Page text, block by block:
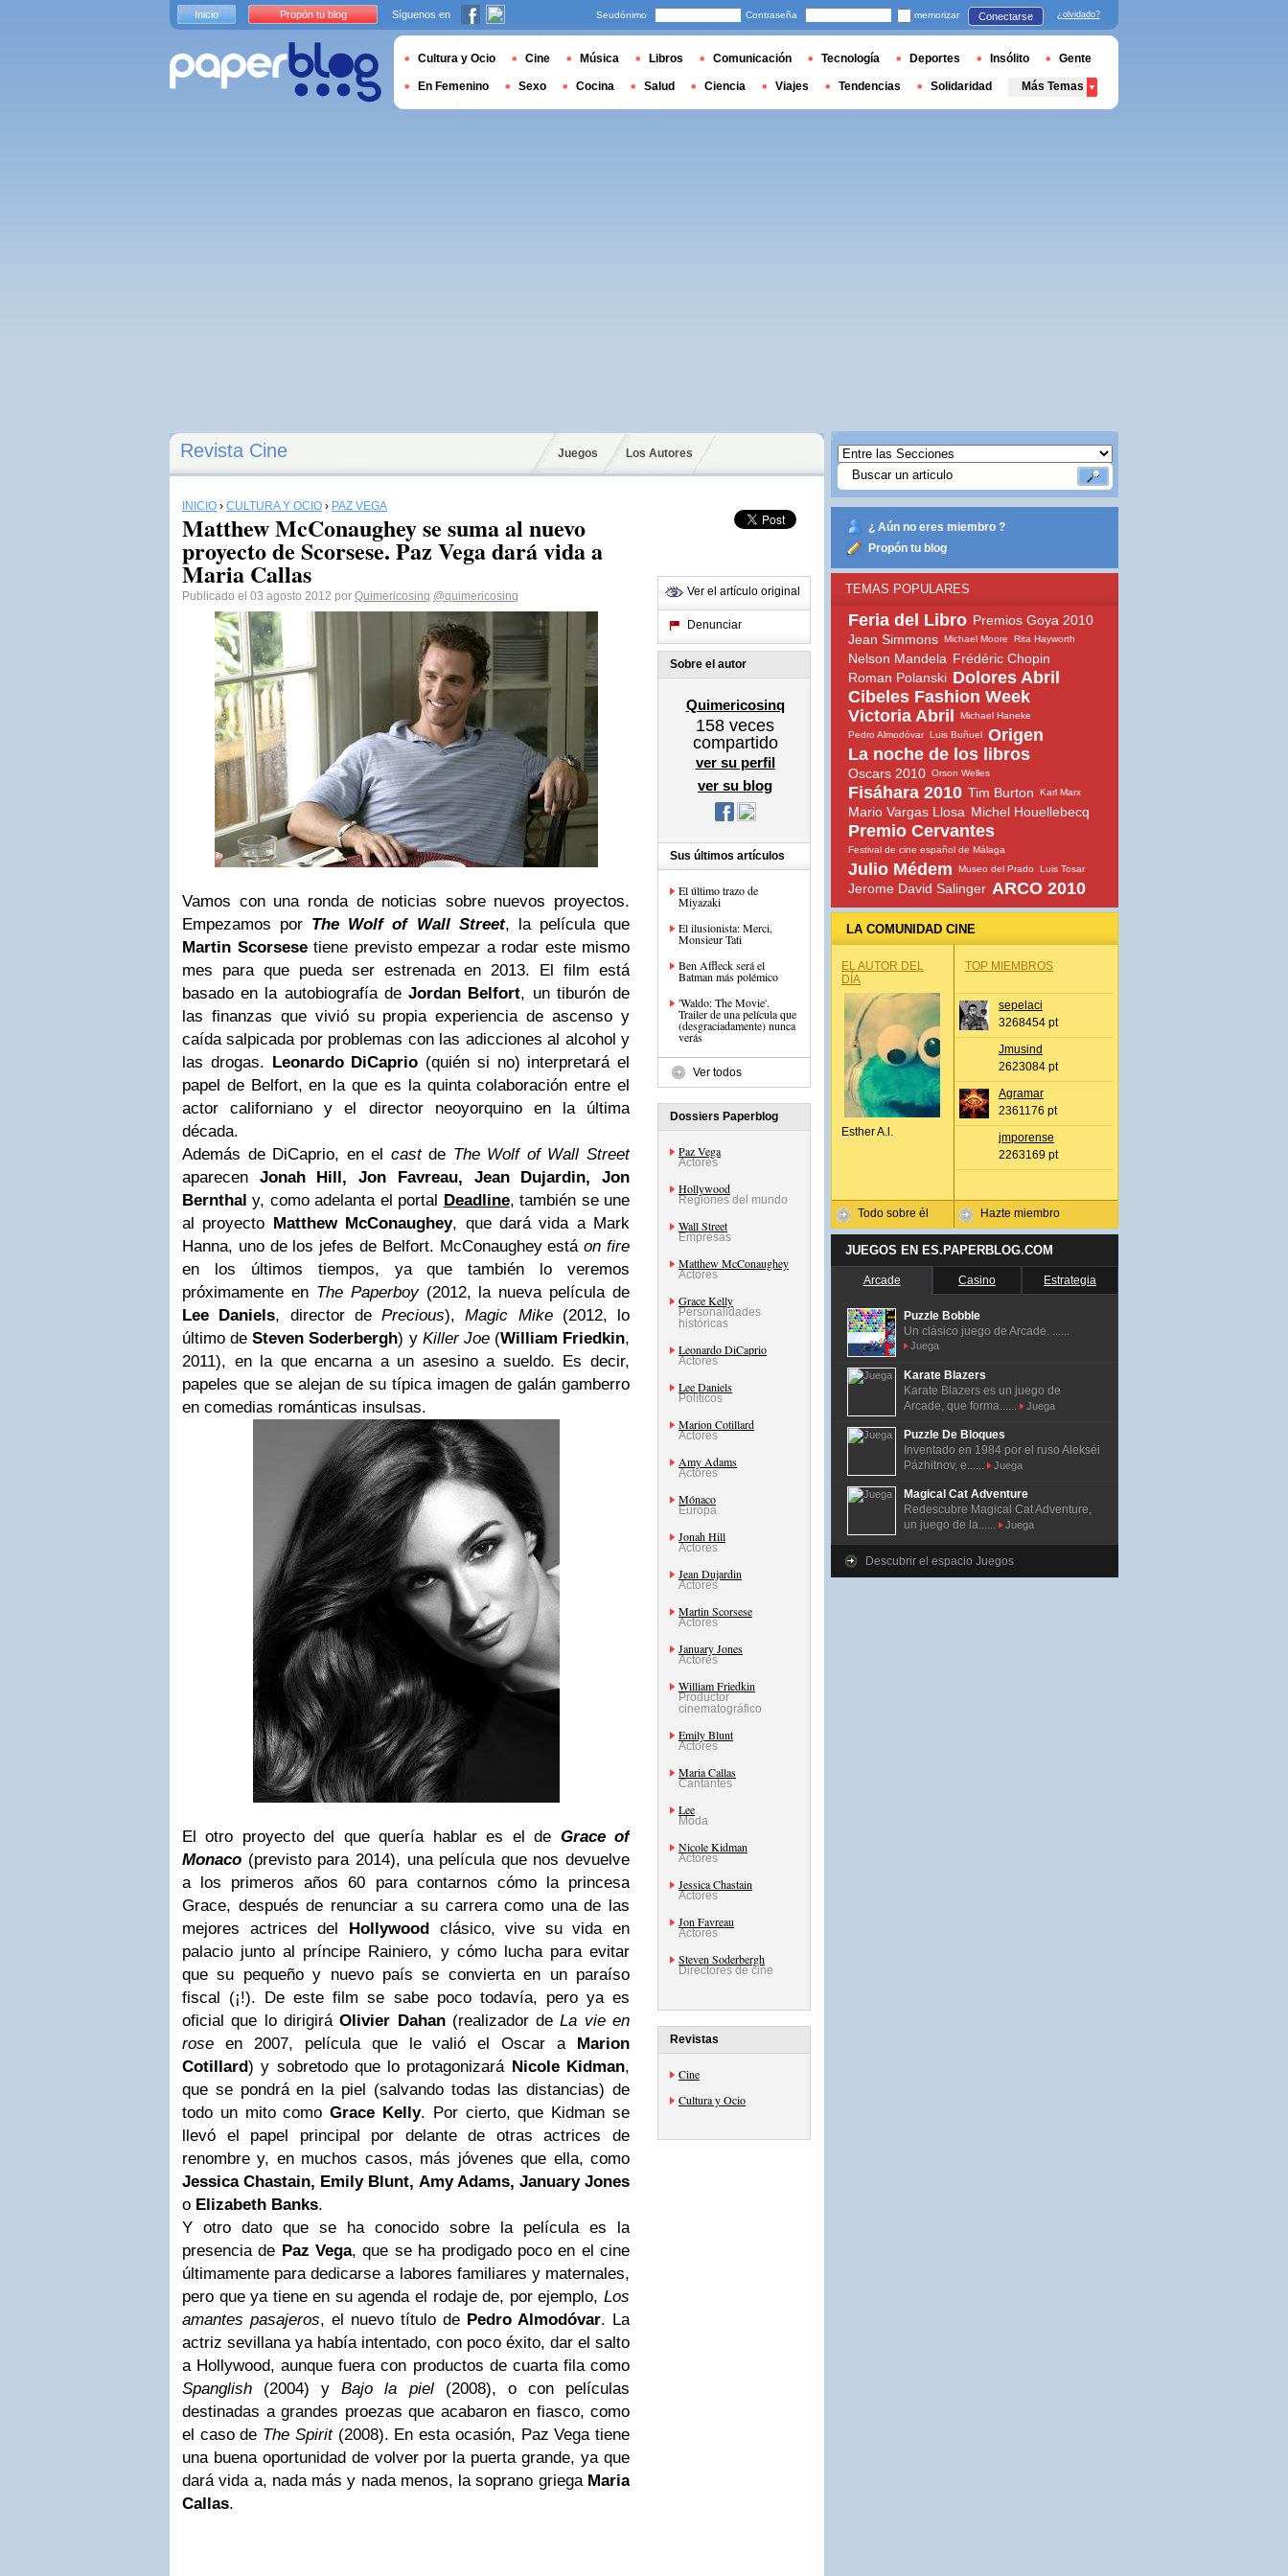
Revista Cine Juegos Los Autores
INICIO › CULTURA Y OCIO › PAZ VEGA
Matthew McConaughey se suma al nuevo
proyecto de Scorsese. Paz Vega dará vida a
Maria Callas
Publicado el 03 agosto 2012 por Quimericosinq @quimericosinq
Vamos con una ronda de noticias sobre nuevos proyectos.
Empezamos por The Wolf of Wall Street, la película que
Martin Scorsesetiene previsto empezar a rodar este mismo
mes para que pueda ser estrenada en 2013. El film está
basado en la autobiografía deJordan Belfort, un tiburón de
las finanzas que vivió su propia experiencia de ascenso y
caída salpicada por problemas con las adicciones al alcohol y
las drogas. Leonardo DiCaprio (quién si no) interpretará el
papel de Belfort, en la que es la quinta colaboración entre el
actor californiano y el director neoyorquino en la última
década.
Además de DiCaprio, en el castde The Wolf of Wall Street
aparecen Jonah Hill, Jon Favreau, Jean Dujardin, Jon
Bernthal y, como adelanta el portal Deadline, también se une
al proyecto Matthew McConaughey, que dará vida a Mark
Hanna, uno de los jefes de Belfort. McConaughey estáon fire
en los últimos tiempos, ya que también lo veremos
próximamente en The Paperboy(2012, la nueva película de
Lee Daniels, director de Precious),Magic Mike(2012, lo
último deSteven Soderbergh) y Killer Joe (William Friedkin,
2011), en la que encarna a un asesino a sueldo. Es decir,
papeles que se alejan de su típica imagen de galán gamberro
en comedias románticas insulsas.
El otro proyecto del que quería hablar es el de Grace of
Monaco (previsto para 2014), una película que nos devuelve
a los primeros años 60 para contarnos cómo la princesa
Grace, después de renunciar a su carrera como una de las
mejores actrices del Hollywoodclásico, vive su vida en
palacio junto al príncipe Rainiero, y cómo lucha para evitar
que su pequeño y nuevo país se convierta en un paraíso
fiscal (¡!). De este film se sabe poco todavía, pero ya es
oficial que lo dirigiráOlivier Dahan(realizador deLa vie en
rose en 2007, película que le valió el Oscar a Marion
Cotillard) y sobretodo que lo protagonizará Nicole Kidman,
que se pondrá en la piel (salvando todas las distancias) de
todo un mito comoGrace Kelly. Por cierto, que Kidman se
llevó el papel principal por delante de otras actrices de
renombre y, en muchos casos, más jóvenes que ella, como
Jessica Chastain, Emily Blunt, Amy Adams, January Jones
o Elizabeth Banks.
Y otro dato que se ha conocido sobre la película es la
presencia de Paz Vega, que se ha prodigado poco en el cine
últimamente para dedicarse a labores familiares y maternales,
pero que ya tiene en su agenda el rodaje de, por ejemplo, Los
amantes pasajeros, el nuevo título de Pedro Almodóvar. La
actriz sevillana ya había intentado, con poco éxito, dar el salto
a Hollywood, aunque fuera con productos de cuarta fila como
Spanglish (2004) yBajo la piel(2008), o con películas
destinadas a grandes proezas que acabaron en fiasco, como
el caso de The Spirit(2008). En esta ocasión, Paz Vega tiene
una buena oportunidad de volver por la puerta grande, ya que
dará vida a, nada más y nada menos, la soprano griega Maria
Callas.
Ver el artículo original
Denunciar
Sobre el autor
Quimericosinq
158 veces
compartido
ver su perfil
ver su blog
Sus últimos artículos
El último trazo de
Miyazaki
El ilusionista: Merci,
Monsieur Tati
Ben Affleck será el
Batman más polémico
'Waldo: The Movie'.
Trailer de una película que
(desgraciadamente) nunca
verás
Ver todos
Dossiers Paperblog
Paz Vega
Actores
Hollywood
Regiones del mundo
Wall Street
Empresas
Matthew McConaughey
Actores
Grace Kelly
Personalidades
históricas
Leonardo DiCaprio
Actores
Lee Daniels
Políticos
Marion Cotillard
Actores
Amy Adams
Actores
Mónaco
Europa
Jonah Hill
Actores
Jean Dujardin
Actores
Martin Scorsese
Actores
January Jones
Actores
William Friedkin
Productor
cinematográfico
Emily Blunt
Actores
Maria Callas
Cantantes
Lee
Moda
Nicole Kidman
Actores
Jessica Chastain
Actores
Jon Favreau
Actores
Steven Soderbergh
Directores de cine
Revistas
Cine
Cultura y Ocio
¿ Aún no eres miembro ?
Propón tu blog
TEMAS POPULARES
Feria del Libro Premios Goya 2010
Jean Simmons Michael Moore Rita Hayworth
Nelson Mandela Frédéric Chopin
Roman Polanski Dolores Abril
Cibeles Fashion Week
Victoria Abril
Michael Haneke
Pedro Almodóvar Luis Buñuel Origen
La noche de los libros
Oscars 2010 Orson Welles
Fisáhara 2010 Tim Burton Karl Marx
Mario Vargas Llosa Michel Houellebecq
Premio Cervantes
Festival de cine español de Málaga
Julio Médem Museo del Prado Luis Tosar
Jerome David Salinger ARCO 2010
LA COMUNIDAD CINE
EL AUTOR DEL
DÍA
Esther A.l.
Todo sobre él
TOP MIEMBROS
sepelaci
3268454 pt
Jmusind
2623084 pt
Agramar
2361176 pt
jmporense
2263169 pt
Hazte miembro
JUEGOS EN ES.PAPERBLOG.COM
Arcade Casino Estrategia
Puzzle Bobble
Un clásico juego de Arcade. ......
Juega
Karate Blazers
Karate Blazers es un juego de
Arcade, que forma......
Juega
Puzzle De Bloques
Inventado en 1984 por el ruso Alekséi
Pázhitnov, e......
Juega
Magical Cat Adventure
Redescubre Magical Cat Adventure,
un juego de la......
Juega
Descubrir el espacio Juegos
Inicio Propón tu blog Síguenos en Seudónimo Contraseña memorizar Conectarse ¿olvidado?
Cultura y Ocio Cine Música Libros Comunicación Tecnología Deportes Insólito Gente
En Femenino Sexo Cocina Salud Ciencia Viajes Tendencias Solidaridad Más Temas